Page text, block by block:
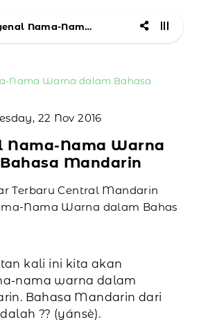
Mengenal Nama-Nama Warna dalam Bahasa Mandarin
22 Nov 2016
Nama-Nama Warna
Mandarin
Terbaru Central Mandarin
Nama Warna dalam Bahas
kali ini kita akan
nama warna dalam
Bahasa Mandarin dari
?? (yánsè).